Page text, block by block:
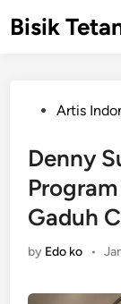
toBisik
PostedArtis
Denny
Gaduh
by Edo ko •